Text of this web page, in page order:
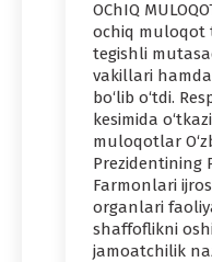
OChIQ
ochiq muloqot
tegishli
vakillari
bo‘lib o‘tdi.
kesimida
muloqotlar
Prezidentining
Farmonlari
organlari
shaffoflikni
jamoatchilik